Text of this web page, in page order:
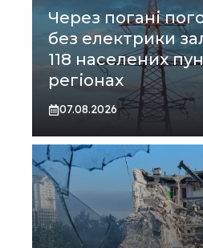
Через погані
без електрики
118 населених
регіонах
07.08.2026